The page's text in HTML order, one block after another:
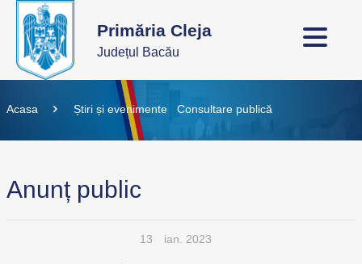
Primăria Cleja
Județul Bacău
Acasa Știri și evenimente Consultare publică
Anunț public
13 ian. 2023